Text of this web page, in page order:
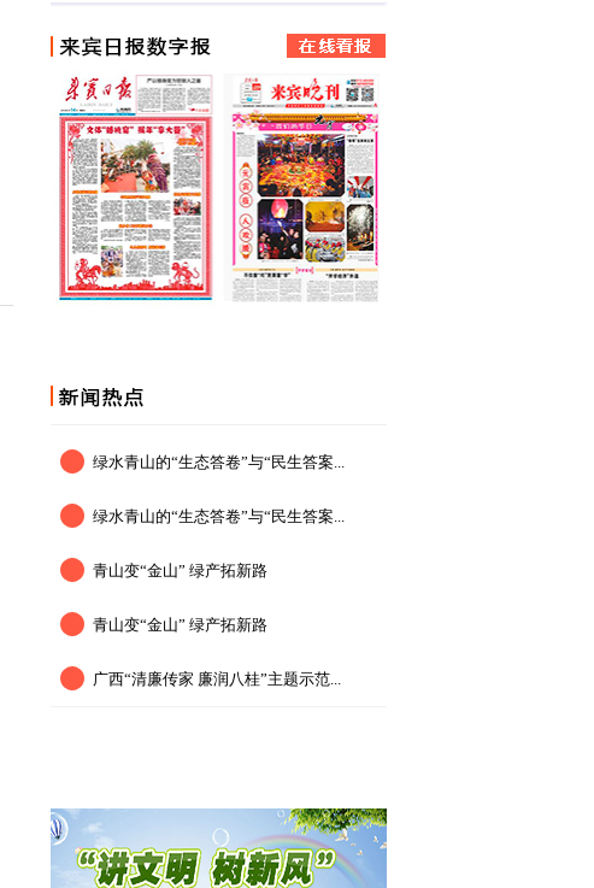
绿水青山的“生态答卷”与“民生答案...
绿水青山的“生态答卷”与“民生答案...
青山变“金山” 绿产拓新路
青山变“金山” 绿产拓新路
广西“清廉传家 廉润八桂”主题示范...